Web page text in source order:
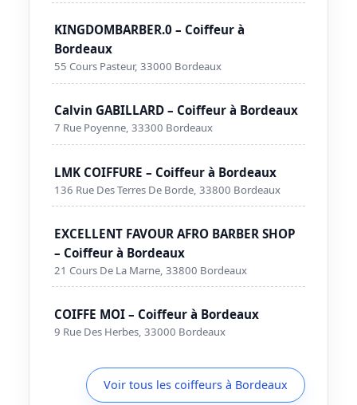
KINGDOMBARBER.0 – Coiffeur à
Bordeaux
55 Cours Pasteur, 33000 Bordeaux
Calvin GABILLARD – Coiffeur à Bordeaux
7 Rue Poyenne, 33300 Bordeaux
LMK COIFFURE – Coiffeur à Bordeaux
136 Rue Des Terres De Borde, 33800 Bordeaux
EXCELLENT FAVOUR AFRO BARBER SHOP
– Coiffeur à Bordeaux
21 Cours De La Marne, 33800 Bordeaux
COIFFE MOI – Coiffeur à Bordeaux
9 Rue Des Herbes, 33000 Bordeaux
Voir tous les coiffeurs à Bordeaux